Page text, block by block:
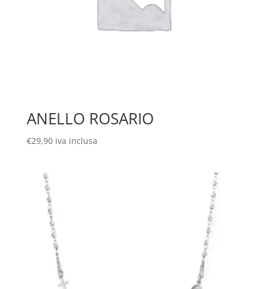
ANELLO ROSARIO
€29,90 iva inclusa